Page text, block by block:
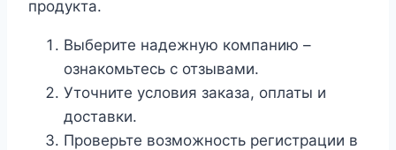
продукта.
Выберите надежную компанию –
ознакомьтесь с отзывами.
Уточните условия заказа, оплаты и
доставки.
Проверьте возможность регистрации в